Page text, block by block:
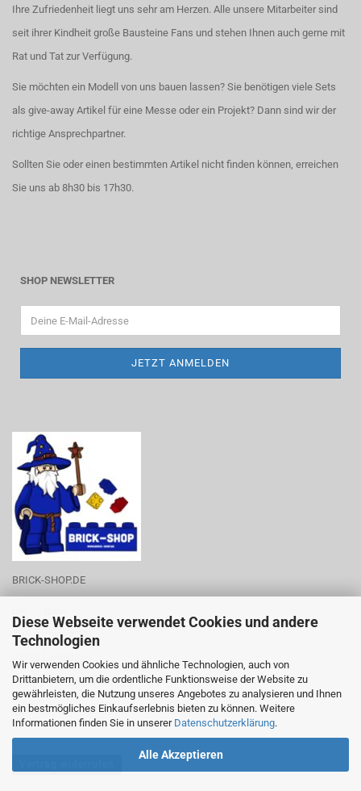
Diese Webseite verwendet Cookies und andere
Technologien
Wir verwenden Cookies und ähnliche Technologien, auch von
Drittanbietern, um die ordentliche Funktionsweise der Website zu
gewährleisten, die Nutzung unseres Angebotes zu analysieren und Ihnen
ein bestmögliches Einkaufserlebnis bieten zu können. Weitere
Informationen finden Sie in unserer Datenschutzerklärung.
Alle Akzeptieren
Ihre Zufriedenheit liegt uns sehr am Herzen. Alle unsere Mitarbeiter sind
seit ihrer Kindheit große Bausteine Fans und stehen Ihnen auch gerne mit
Rat und Tat zur Verfügung.
Sie möchten ein Modell von uns bauen lassen? Sie benötigen viele Sets
als give-away Artikel für eine Messe oder ein Projekt? Dann sind wir der
richtige Ansprechpartner.
Sollten Sie oder einen bestimmten Artikel nicht finden können, erreichen
Sie uns ab 8h30 bis 17h30.
SHOP NEWSLETTER
BRICK-SHOP.DE
Zum Rittergut 28
06188 Landsberg
Tel.-Nr.: 0176-53788219